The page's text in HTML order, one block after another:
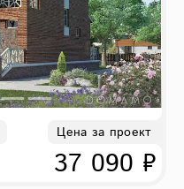
Цена за проект
37 090 ₽